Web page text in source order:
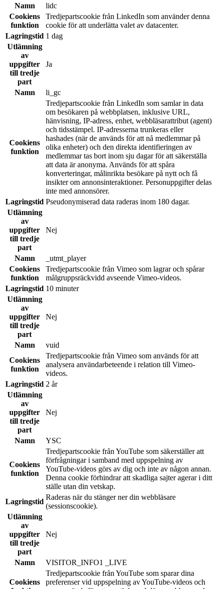
Namn
lidc
Cookiens
funktion
Tredjepartscookie från LinkedIn som använder denna
cookie för att underlätta valet av datacenter.
Lagringstid 1 dag
Utlämning
av
uppgifter
till tredje
part
Ja
Namn li_gc
Cookiens
funktion
Tredjepartscookie från LinkedIn som samlar in data
om besökaren på webbplatsen, inklusive URL,
hänvisning, IP-adress, enhet, webbläsarattribut (agent)
och tidsstämpel. IP-adresserna trunkeras eller
hashades (när de används för att nå medlemmar på
olika enheter) och den direkta identifieringen av
medlemmar tas bort inom sju dagar för att säkerställa
att data är anonyma. Används för att spåra
konverteringar, målinrikta besökare på nytt och få
insikter om annonsinteraktioner. Personuppgifter delas
inte med annonsörer.
Lagringstid Pseudonymiserad data raderas inom 180 dagar.
Utlämning
av
uppgifter
till tredje
part
Nej
Namn
_utmt_player
Cookiens
funktion
Tredjepartscookie från Vimeo som lagrar och spårar
målgruppsräckvidd avseende Vimeo-videos.
Lagringstid 10 minuter
Utlämning
av
uppgifter
till tredje
part
Nej
Namn
vuid
Cookiens
funktion
Tredjepartscookie från Vimeo som används för att
analysera användarbeteende i relation till Vimeo-
videos.
Lagringstid 2 år
Utlämning
av
uppgifter
till tredje
part
Nej
Namn YSC
Cookiens
funktion
Tredjepartscookie från YouTube som säkerställer att
förfrågningar i samband med uppspelning av
YouTube-videos görs av dig och inte av någon annan.
Denna cookie förhindrar att skadliga sajter agerar i ditt
ställe utan din vetskap.
Lagringstid
Raderas när du stänger ner din webbläsare
(sessionscookie).
Utlämning
av
uppgifter
till tredje
part
Nej
Namn VISITOR_INFO1 _LIVE
Cookiens
Tredjepartscookie från YouTube som sparar dina
preferenser vid uppspelning av YouTube-videos och